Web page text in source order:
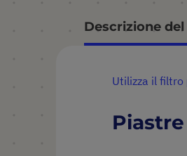
Descrizione
Utilizza il